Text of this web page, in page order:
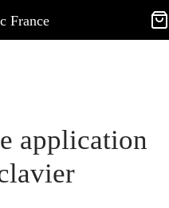
application